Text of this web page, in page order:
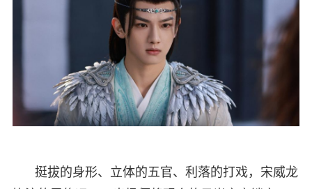
挺拔的身形、立体的五官、利落的打戏，宋威龙